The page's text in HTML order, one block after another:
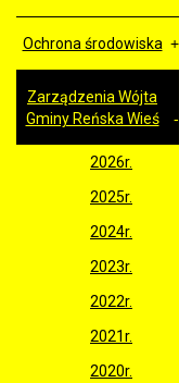
Ochrona środowiska
Zarządzenia Wójta
Gminy Reńska Wieś
2026r.
2025r.
2024r.
2023r.
2022r.
2021r.
2020r.